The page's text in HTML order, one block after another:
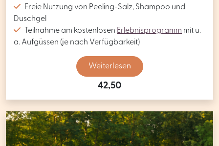
Freie Nutzung von Peeling-Salz, Shampoo und
Duschgel
Teilnahme am kostenlosen Erlebnisprogramm mit u.
a. Aufgüssen (je nach Verfügbarkeit)
Weiterlesen
42,50